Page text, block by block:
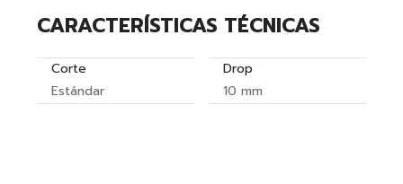
CARACTERÍSTICAS TÉCNICAS
Corte
Estándar
Drop
10 mm